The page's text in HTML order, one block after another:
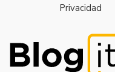
Privacidad